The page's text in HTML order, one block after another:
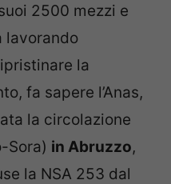
2500 mezzi e
lavorando
la
fa sapere l’Anas,
la circolazione
Sora) in Abruzzo,
la NSA 253 dal